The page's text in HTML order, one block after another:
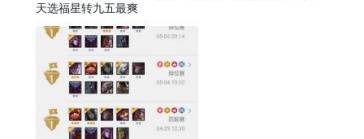
天选福星转九五最爽